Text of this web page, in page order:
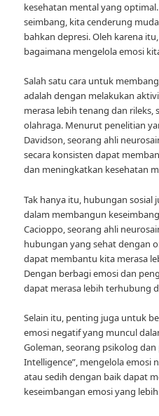
kesehatan mental yang
seimbang, kita cenderung
bahkan depresi. Oleh karena
bagaimana mengelola emosi
Salah satu cara untuk
adalah dengan melakukan
merasa lebih tenang dan rileks,
olahraga. Menurut penelitian
Davidson, seorang ahli
secara konsisten dapat
dan meningkatkan kesehatan
Tak hanya itu, hubungan
dalam membangun
Cacioppo, seorang ahli
hubungan yang sehat dengan
dapat membantu kita merasa
Dengan berbagi emosi dan
dapat merasa lebih terhubung
Selain itu, penting juga untuk
emosi negatif yang muncul
Goleman, seorang psikolog
Intelligence”, mengelola emosi
atau sedih dengan baik dapat
keseimbangan emosi yang